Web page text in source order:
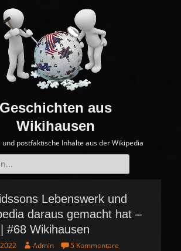
Geschichten aus
Wikihausen
und postfaktische Inhalte aus der Wikipedia
Lebenswerk und
daraus gemacht hat –
#68 Wikihausen
A Admin 5 Kommentare